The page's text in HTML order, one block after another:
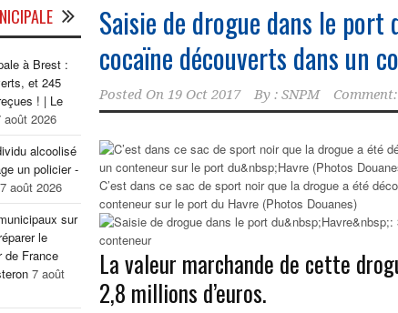
Saisie de drogue dans le port
cocaïne découverts dans un
Posted On 19 Oct 2017 By : SNPM
C’est dans ce sac de sport noir que la drogue a été
conteneur sur le port du Havre (Photos Douanes)
La valeur marchande de cette
2,8 millions d’euros.
à Brest :
et 245
! | Le
août 2026
alcoolisé
un policier -
7 août 2026
sur
le
de France
7 août